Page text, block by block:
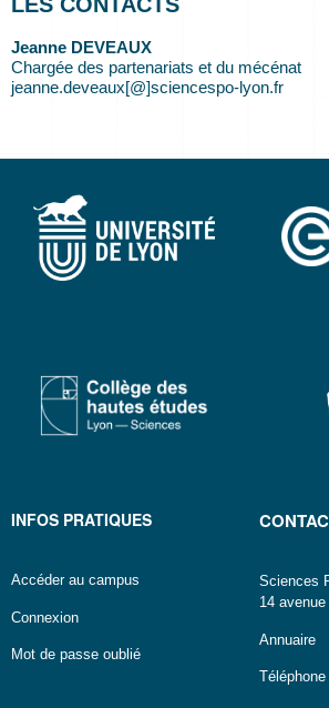
Jeanne DEVEAUX
Chargée des partenariats et du mécénat
jeanne.deveaux[@]sciencespo-lyon.fr
INFOS PRATIQUES
Accéder au campus
Connexion
Mot de passe oublié
Sciences
14
Annuaire
Téléphone